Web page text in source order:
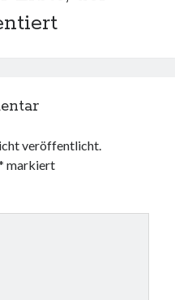
veröffentlicht.
markiert